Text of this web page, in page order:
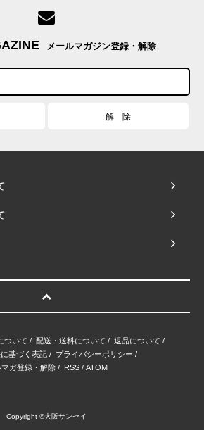
メールマガジン登録・解除
ついて / 配送・送料について / 返品について /
基づく表記/ プライバシーポリシー /
マガ登録・解除/ RSS/ ATOM
Copyright ©大阪サンセイ